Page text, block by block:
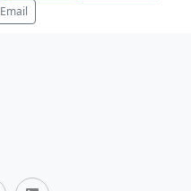
Email